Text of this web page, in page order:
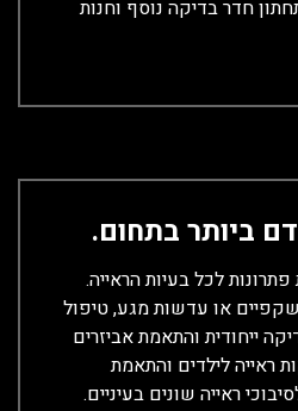
חדר בדיקה נוסף וחנות
ביותר בתחום.
לכל בעיות הראייה.
או עדשות מגע, טיפול
ייחודית והתאמת אביזרים
ראייה לילדים והתאמת
ראייה שונים בעיניים.